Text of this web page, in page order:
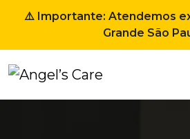
⚠️ Importante: Atendemos
Grande São